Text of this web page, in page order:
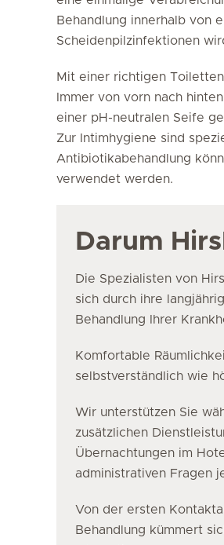
Behandlung innerhalb von
Scheidenpilzinfektionen
Mit einer richtigen
Immer von vorn nach
einer pH-neutralen Seife
Zur Intimhygiene sind
Antibiotikabehandlung
verwendet werden.
Darum
Die Spezialisten von
sich durch ihre
Behandlung Ihrer
Komfortable
selbstverständlich wie
Wir unterstützen Sie
zusätzlichen
Übernachtungen im
administrativen Fragen
Von der ersten
Behandlung kümmert